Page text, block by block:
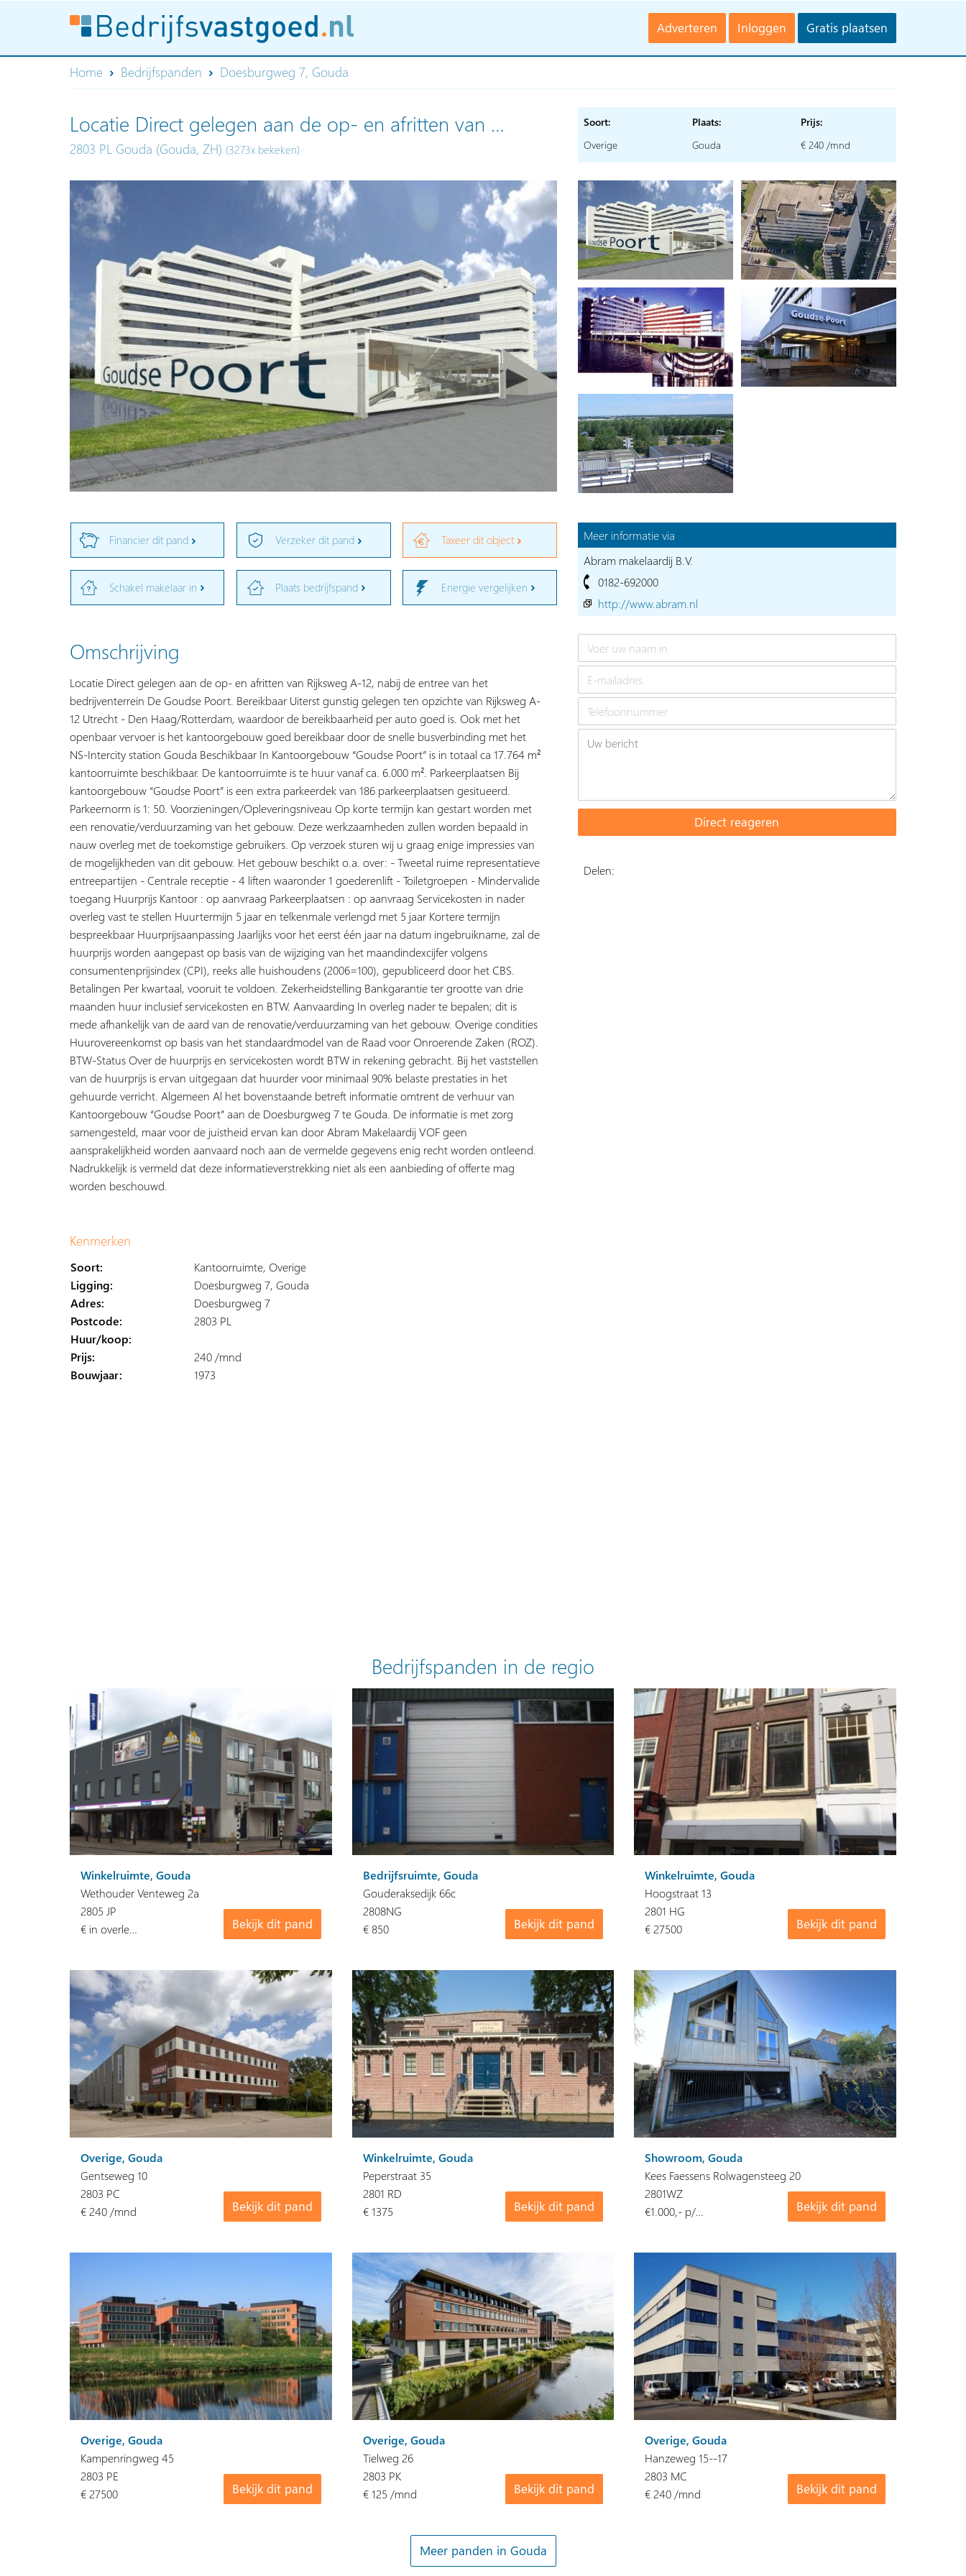
Adverteren Inloggen Gratis plaatsen
Home Bedrijfspanden Doesburgweg 7, Gouda
Locatie Direct gelegen aan de op- en afritten van …
2803 PL Gouda (Gouda, ZH) (3273x bekeken)
Financier dit pand Verzeker dit pand Taxeer dit object
Schakel makelaar in Plaats bedrijfspand Energie vergelijken
Omschrijving
Locatie Direct gelegen aan de op- en afritten van Rijksweg A-12, nabij de entree van het
bedrijventerrein De Goudse Poort. Bereikbaar Uiterst gunstig gelegen ten opzichte van Rijksweg A-
12 Utrecht - Den Haag/Rotterdam, waardoor de bereikbaarheid per auto goed is. Ook met het
openbaar vervoer is het kantoorgebouw goed bereikbaar door de snelle busverbinding met het
NS-Intercity station Gouda Beschikbaar In Kantoorgebouw “Goudse Poort” is in totaal ca 17.764 m²
kantoorruimte beschikbaar. De kantoorruimte is te huur vanaf ca. 6.000 m². Parkeerplaatsen Bij
kantoorgebouw “Goudse Poort” is een extra parkeerdek van 186 parkeerplaatsen gesitueerd.
Parkeernorm is 1: 50. Voorzieningen/Opleveringsniveau Op korte termijn kan gestart worden met
een renovatie/verduurzaming van het gebouw. Deze werkzaamheden zullen worden bepaald in
nauw overleg met de toekomstige gebruikers. Op verzoek sturen wij u graag enige impressies van
de mogelijkheden van dit gebouw. Het gebouw beschikt o.a. over: - Tweetal ruime representatieve
entreepartijen - Centrale receptie - 4 liften waaronder 1 goederenlift - Toiletgroepen - Mindervalide
toegang Huurprijs Kantoor : op aanvraag Parkeerplaatsen : op aanvraag Servicekosten in nader
overleg vast te stellen Huurtermijn 5 jaar en telkenmale verlengd met 5 jaar Kortere termijn
bespreekbaar Huurprijsaanpassing Jaarlijks voor het eerst één jaar na datum ingebruikname, zal de
huurprijs worden aangepast op basis van de wijziging van het maandindexcijfer volgens
consumentenprijsindex (CPI), reeks alle huishoudens (2006=100), gepubliceerd door het CBS.
Betalingen Per kwartaal, vooruit te voldoen. Zekerheidstelling Bankgarantie ter grootte van drie
maanden huur inclusief servicekosten en BTW. Aanvaarding In overleg nader te bepalen; dit is
mede afhankelijk van de aard van de renovatie/verduurzaming van het gebouw. Overige condities
Huurovereenkomst op basis van het standaardmodel van de Raad voor Onroerende Zaken (ROZ).
BTW-Status Over de huurprijs en servicekosten wordt BTW in rekening gebracht. Bij het vaststellen
van de huurprijs is ervan uitgegaan dat huurder voor minimaal 90% belaste prestaties in het
gehuurde verricht. Algemeen Al het bovenstaande betreft informatie omtrent de verhuur van
Kantoorgebouw “Goudse Poort” aan de Doesburgweg 7 te Gouda. De informatie is met zorg
samengesteld, maar voor de juistheid ervan kan door Abram Makelaardij VOF geen
aansprakelijkheid worden aanvaard noch aan de vermelde gegevens enig recht worden ontleend.
Nadrukkelijk is vermeld dat deze informatieverstrekking niet als een aanbieding of offerte mag
worden beschouwd.
Kenmerken
Soort:
Kantoorruimte, Overige
Ligging:
Doesburgweg 7, Gouda
Adres:
Doesburgweg 7
Postcode:
2803 PL
Huur/koop:
Prijs:
240 /mnd
Bouwjaar:
1973
Soort:
Overige
Plaats:
Gouda
Prijs:
€ 240 /mnd
Meer informatie via
Abram makelaardij B.V.
0182-692000
http://www.abram.nl
Delen:
Bedrijfspanden in de regio
Winkelruimte, Gouda
Wethouder Venteweg 2a
Bekijk dit pand
2805 JP
€ in overle…
Bedrijfsruimte, Gouda
Gouderaksedijk 66c
Bekijk dit pand
2808NG
€ 850
Winkelruimte, Gouda
Hoogstraat 13
Bekijk dit pand
2801 HG
€ 27500
Overige, Gouda
Gentseweg 10
Bekijk dit pand
2803 PC
€ 240 /mnd
Winkelruimte, Gouda
Peperstraat 35
Bekijk dit pand
2801 RD
€ 1375
Showroom, Gouda
Kees Faessens Rolwagensteeg 20
Bekijk dit pand
2801WZ
€1.000,- p/…
Overige, Gouda
Kampenringweg 45
Bekijk dit pand
2803 PE
€ 27500
Overige, Gouda
Tielweg 26
Bekijk dit pand
2803 PK
€ 125 /mnd
Overige, Gouda
Hanzeweg 15--17
Bekijk dit pand
2803 MC
€ 240 /mnd
Meer panden in Gouda